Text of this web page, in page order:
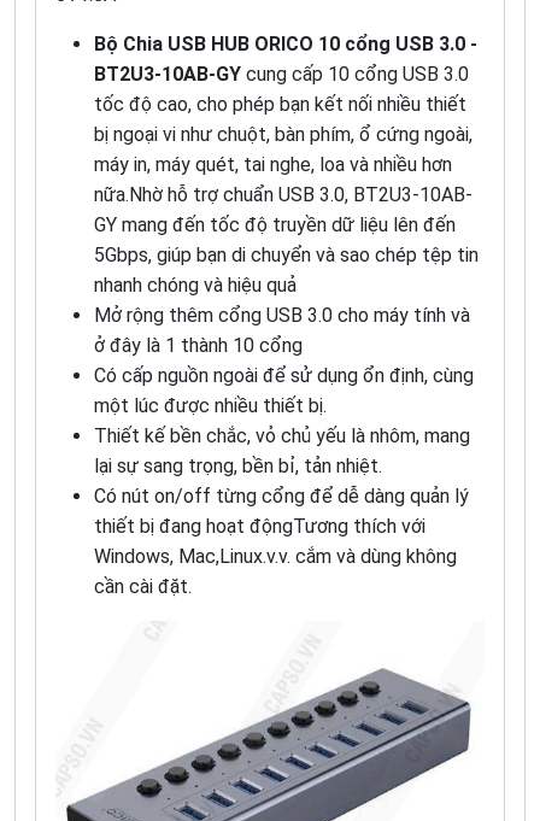
Bộ Chia USB HUB ORICO 10 cổng USB 3.0 -
BT2U3-10AB-GY cung cấp 10 cổng USB 3.0
tốc độ cao, cho phép bạn kết nối nhiều thiết
bị ngoại vi như chuột, bàn phím, ổ cứng ngoài,
máy in, máy quét, tai nghe, loa và nhiều hơn
nữa.Nhờ hỗ trợ chuẩn USB 3.0, BT2U3-10AB-
GY mang đến tốc độ truyền dữ liệu lên đến
5Gbps, giúp bạn di chuyển và sao chép tệp tin
nhanh chóng và hiệu quả
Mở rộng thêm cổng USB 3.0 cho máy tính và
ở đây là 1 thành 10 cổng
Có cấp nguồn ngoài để sử dụng ổn định, cùng
một lúc được nhiều thiết bị.
Thiết kế bền chắc, vỏ chủ yếu là nhôm, mang
lại sự sang trọng, bền bỉ, tản nhiệt.
Có nút on/off từng cổng để dễ dàng quản lý
thiết bị đang hoạt độngTương thích với
Windows, Mac,Linux.v.v. cắm và dùng không
cần cài đặt.